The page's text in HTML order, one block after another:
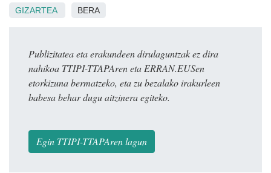
GIZARTEA BERA
Publizitatea eta erakundeen dirulaguntzak ez dira
nahikoa TTIPI-TTAPAren eta ERRAN.EUSen
etorkizuna bermatzeko, eta zu bezalako irakurleen
babesa behar dugu aitzinera egiteko.
Egin TTIPI-TTAPAren lagun